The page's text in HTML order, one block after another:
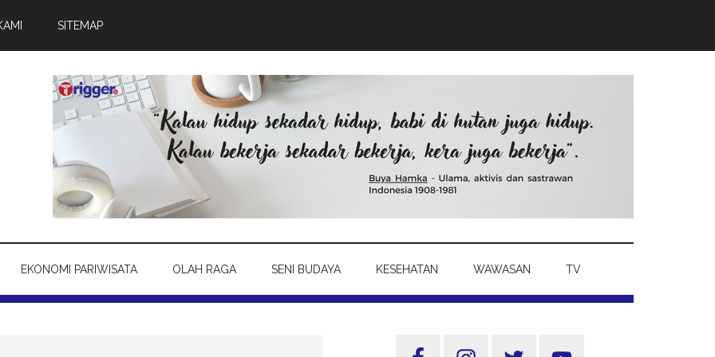
SITEMAP
EKONOMI PARIWISATA OLAH RAGA SENI BUDAYA KESEHATAN WAWASAN TV
Sidebar